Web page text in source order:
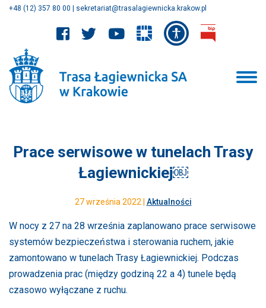
+48 (12) 357 80 00 sekretariat@trasalagiewnicka.krakow.pl
Prace serwisowe w tunelach Trasy
Łagiewnickiej￼
27 września 2022 | Aktualności
W nocy z 27 na 28 września zaplanowano prace serwisowe
systemów bezpieczeństwa i sterowania ruchem, jakie
zamontowano w tunelach Trasy Łagiewnickiej. Podczas
prowadzenia prac (między godziną 22 a 4) tunele będą
czasowo wyłączane z ruchu.